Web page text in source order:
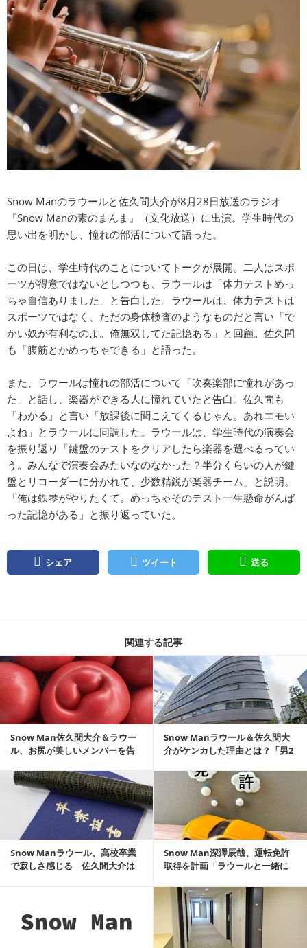
Snow Manのラウールと佐久間大介が8月28日放送のラジオ
『Snow Manの素のまんま』（文化放送）に出演。学生時代の
思い出を明かし、憧れの部活について語った。
この日は、学生時代のことについてトークが展開。二人はスポ
ーツが得意ではないとしつつも、ラウールは「体力テストめっ
ちゃ自信ありました」と告白した。ラウールは、体力テストは
スポーツではなく、ただの身体検査のようなものだと言い「で
かい奴が有利なのよ。俺無双してた記憶ある」と回顧。佐久間
も「腹筋とかめっちゃできる」と語った。
また、ラウールは憧れの部活について「吹奏楽部に憧れがあっ
た」と話し、楽器ができる人に憧れていたと告白。佐久間も
「わかる」と言い「放課後に聞こえてくるじゃん。あれエモい
よね」とラウールに同調した。ラウールは、学生時代の演奏会
を振り返り「鍵盤のテストをクリアしたら楽器を選べるってい
う。みんなで演奏会みたいなのなかった？半分くらいの人が鍵
盤とリコーダーに分かれて、少数精鋭が楽器チーム」と説明。
「俺は鉄琴がやりたくて。めっちゃそのテスト一生懸命がんば
った記憶がある」と振り返っていた。
シェア ツイート 送る
関連する記事
Snow Man佐久間大介＆ラウー
ル、お尻が美しいメンバーを告
Snow Manラウール＆佐久間大
介がケンカした理由とは？「男2
記事を読む
Snow Manラウール、高校卒業
で寂しさ感じる 佐久間大介は
Snow Man深澤辰哉、運転免許
取得を計画「ラウールと一緒に
記事を読む